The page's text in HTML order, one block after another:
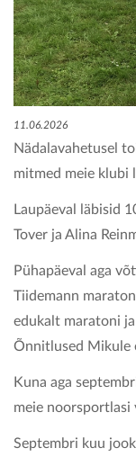
11.06.2026
Nädalavahetusel
mitmed meie klubi
Laupäeval läbisid
Tover ja Alina
Pühapäeval aga
Tiidemann
edukalt maratoni
Õnnitlused Mikule
Kuna aga
meie noorsportlasi
Septembri kuu